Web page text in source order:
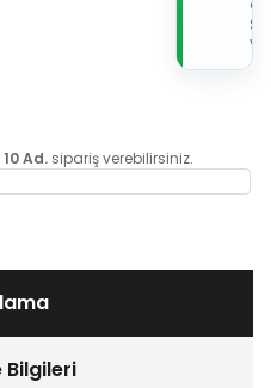
de
10 Ad. sipariş verebilirsiniz.
Bilgileri